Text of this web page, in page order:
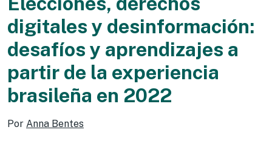
digitales y desinformación:
desafíos y aprendizajes a
partir de la experiencia
brasileña en 2022
Por Anna Bentes